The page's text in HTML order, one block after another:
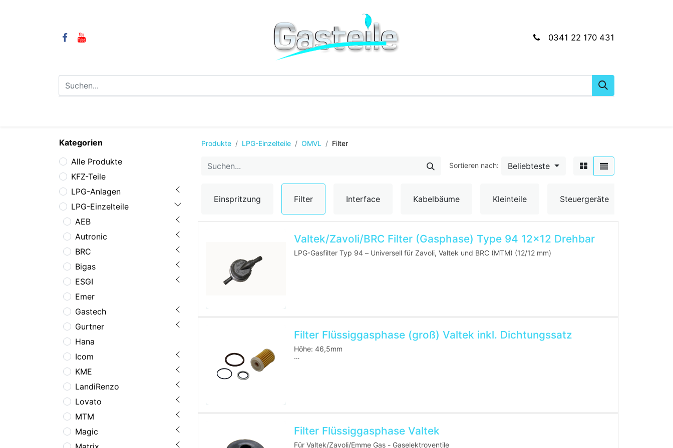
0341 22 170 431
Kategorien
Alle Produkte
KFZ-Teile
LPG-Anlagen
LPG-Einzelteile
AEB
Autronic
BRC
Bigas
ESGI
Emer
Gastech
Gurtner
Hana
Icom
KME
LandiRenzo
Lovato
MTM
Magic
Produkte LPG-Einzelteile OMVL Filter
Sortieren nach: Beliebteste
Einspritzung Filter Interface Kabelbäume Kleinteile Steuergeräte
Valtek/Zavoli/BRC Filter (Gasphase) Type 94 12x12 Drehbar
LPG-Gasfilter Typ 94 – Universell für Zavoli, Valtek und BRC (MTM) (12/12 mm)
Filter Flüssiggasphase (groß) Valtek inkl. Dichtungssatz
Höhe: 46,5mm
Filter Flüssiggasphase Valtek
Für Valtek/Zavoli/Emme Gas - Gaselektroventile